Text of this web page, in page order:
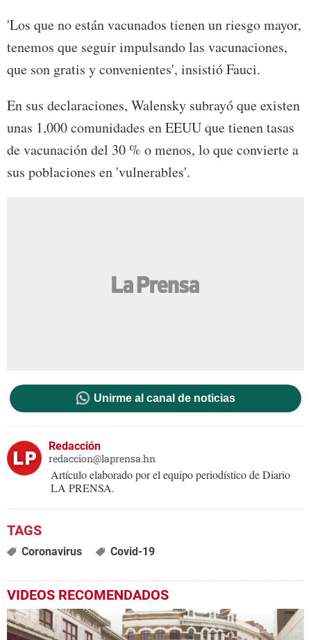
'Los que no están vacunados tienen un riesgo mayor,
tenemos que seguir impulsando las vacunaciones,
que son gratis y convenientes', insistió Fauci.
En sus declaraciones, Walensky subrayó que existen
unas 1,000 comunidades en EEUU que tienen tasas
de vacunación del 30 % o menos, lo que convierte a
sus poblaciones en 'vulnerables'.
Unirme al canal de noticias
Redacción
redaccion@laprensa.hn
Artículo elaborado por el equipo periodístico de Diario
LA PRENSA.
Coronavirus Covid-19
VIDEOS RECOMENDADOS